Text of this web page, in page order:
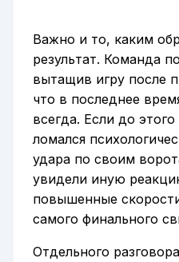
Важно и то, каким
результат. Команда
вытащив игру после
что в последнее
всегда. Если до
ломался
удара по своим
увидели иную
повышенные
самого финального
Отдельного